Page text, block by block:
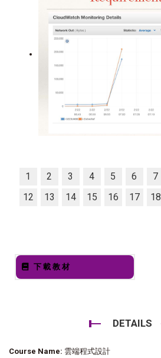
1 2 3 4 5 6 7
12
13 14 15 16 17 18
下載教材
DETAILS
Course Name: 雲端程式設計